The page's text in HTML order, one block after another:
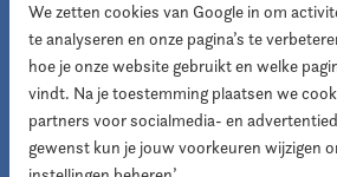
Aanmelden
Volg ons
We zetten cookies van Google in om
te analyseren en onze pagina’s te
hoe je onze website gebruikt en welke
vindt. Na je toestemming plaatsen we
partners voor socialmedia- en
gewenst kun je jouw voorkeuren wijzigen